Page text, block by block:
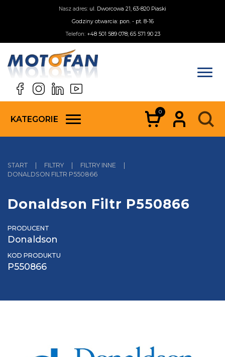
Nasz adres: ul. Dworcowa 21, 63-820 Piaski
Godziny otwarcia: pon. - pt. 8-16
Telefon: +48 501 589 078; 65 571 90 23
KATEGORIE
0
START | FILTRY | FILTRY INNE
|
DONALDSON FILTR P550866
Donaldson Filtr P550866
PRODUCENT
Donaldson
KOD PRODUKTU
P550866